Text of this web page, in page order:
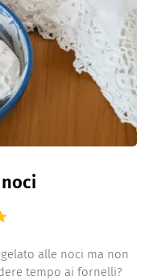
alle noci ma non
tempo ai fornelli?